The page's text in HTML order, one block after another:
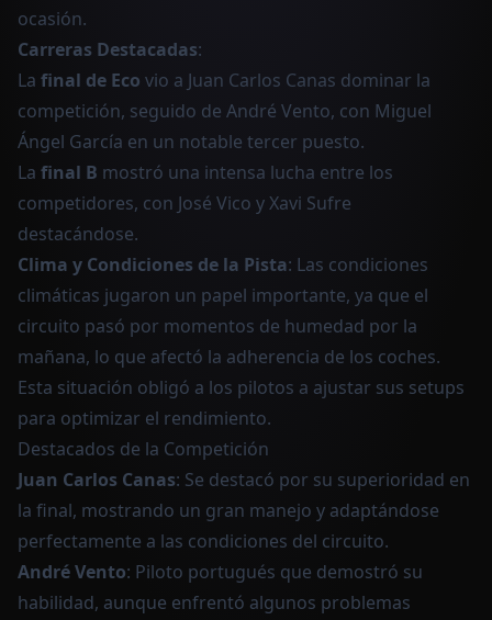
ocasión.
Carreras Destacadas:
La final de Eco vio a Juan Carlos Canas dominar la
competición, seguido de André Vento, con Miguel
Ángel García en un notable tercer puesto.
La final B mostró una intensa lucha entre los
competidores, con José Vico y Xavi Sufre
destacándose.
Clima y Condiciones de la Pista: Las condiciones
climáticas jugaron un papel importante, ya que el
circuito pasó por momentos de humedad por la
mañana, lo que afectó la adherencia de los coches.
Esta situación obligó a los pilotos a ajustar sus setups
para optimizar el rendimiento.
Destacados de la Competición
Juan Carlos Canas: Se destacó por su superioridad en
la final, mostrando un gran manejo y adaptándose
perfectamente a las condiciones del circuito.
André Vento: Piloto portugués que demostró su
habilidad, aunque enfrentó algunos problemas